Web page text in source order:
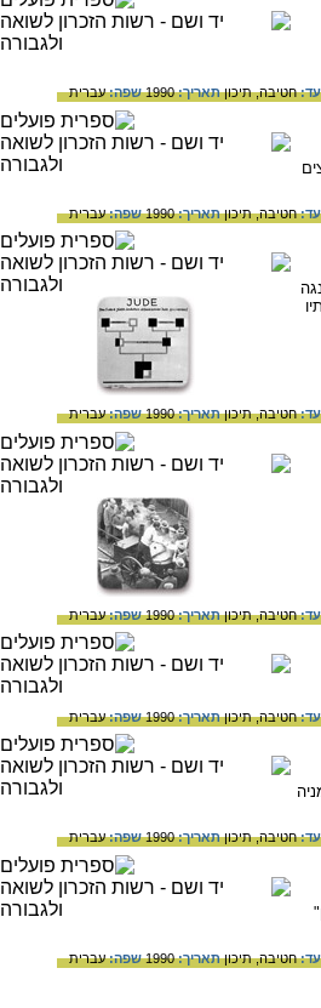
חטיבה,תיכוןתאריך:1990 שפה:עברית
חטיבה,תיכוןתאריך:1990 שפה:עברית
חטיבה,תיכוןתאריך:1990 שפה:עברית
חטיבה,תיכוןתאריך:1990 שפה:עברית
חטיבה,תיכוןתאריך:1990 שפה:עברית
חטיבה,תיכוןתאריך:1990 שפה:עברית
חטיבה,תיכוןתאריך:1990 שפה:עברית